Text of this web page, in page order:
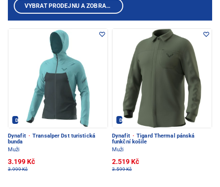
Dynafit - PEC POD SNĚŽKOU
Dynafit · Transalper Dst turistická
bunda
Muži
3.199 Kč
3.999 Kč
Dynafit - PEC POD SNĚŽKOU
Dynafit · Tigard Thermal pánská
funkční košile
Muži
2.519 Kč
3.599 Kč
VYBRAT PRODEJNU A ZOBRAZIT PRODUKTY